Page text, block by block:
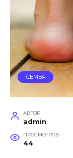
СЕМЬЯ
АВТОР
admin
ПРОСМОТРОВ
44